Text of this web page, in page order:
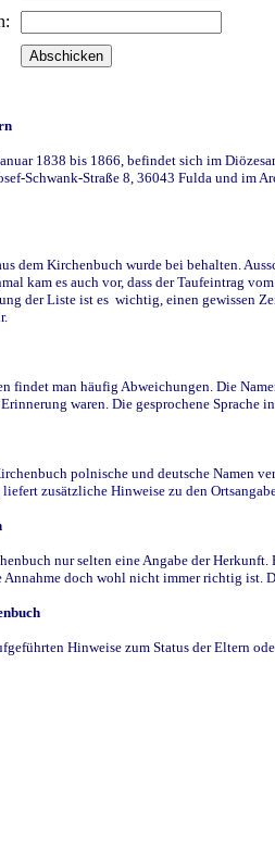
1838 bis 1866, befindet sich im
Schwank-Straße 8, 36043 Fulda und im
dem Kirchenbuch wurde bei behalten.
kam es auch vor, dass der Taufeintrag
der Liste ist es wichtig, einen gewissen
findet man häufig Abweichungen. Die
waren. Die gesprochene
polnische und deutsche Namen
liefert zusätzliche Hinweise zu den
nur selten eine Angabe der
doch wohl nicht immer richtig ist.
Hinweise zum Status der Eltern